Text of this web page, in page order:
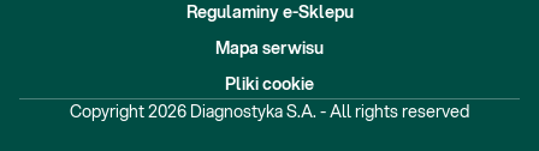
Regulaminy e-Sklepu
Mapa serwisu
Pliki cookie
Copyright 2026 Diagnostyka S.A. - All rights reserved